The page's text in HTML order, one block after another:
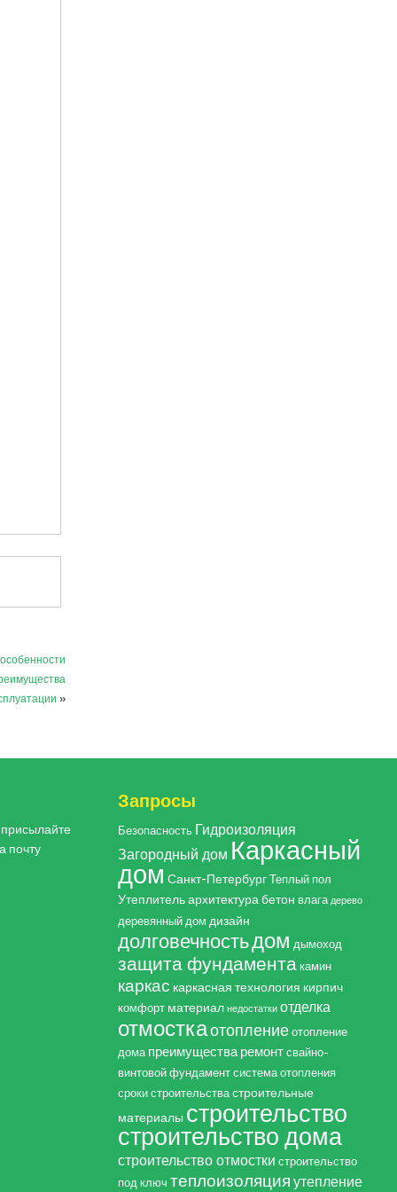
»
почту
Запросы
Безопасность Гидроизоляция
Загородный дом Каркасный
дом Санкт-Петербург Теплый пол
Утеплительархитектурабетон влага дерево
деревянный дом дизайн
долговечностьдом дымоход
защита фундамента камин
каркас каркасная технология кирпич
комфорт материал недостатки отделка
отмосткаотопление отопление
дома преимуществаремонт свайно-
винтовой фундамент система отопления
сроки строительства строительные
материалы строительство
строительство дома
строительство отмостки строительство
под ключ теплоизоляция утепление